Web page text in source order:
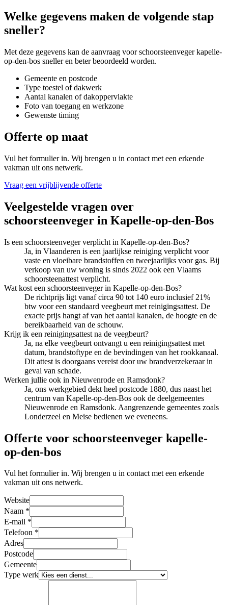
Welke gegevens maken de volgende stap
sneller?
Met deze gegevens kan de aanvraag voorschoorsteenveger kapelle-
op-den-bos sneller en beter beoordeeld worden.
Gemeente en postcode
Type toestel of dakwerk
Aantal kanalen of dakoppervlakte
Foto van toegang en werkzone
Gewenste timing
Offerte op maat
Vul het formulier in. Wij brengen u in contact met een erkende
vakman uit ons netwerk.
Vraag een vrijblijvende offerte
Veelgestelde vragen over
schoorsteenveger in Kapelle-op-den-Bos
Is een schoorsteenveger verplicht in Kapelle-op-den-Bos?
Ja, in Vlaanderen is een jaarlijkse reiniging verplicht voor
vaste en vloeibare brandstoffen en tweejaarlijks voor gas. Bij
verkoop van uw woning is sinds 2022 ook een Vlaams
schoorsteenattest verplicht.
Wat kost een schoorsteenveger in Kapelle-op-den-Bos?
De richtprijs ligt vanaf circa 90 tot 140 euro inclusief 21%
btw voor een standaard veegbeurt met reinigingsattest. De
exacte prijs hangt af van het aantal kanalen, de hoogte en de
bereikbaarheid van de schouw.
Krijg ik een reinigingsattest na de veegbeurt?
Ja, na elke veegbeurt ontvangt u een reinigingsattest met
datum, brandstoftype en de bevindingen van het rookkanaal.
Dit attest is doorgaans vereist door uw brandverzekeraar in
geval van schade.
Werken jullie ook in Nieuwenrode en Ramsdonk?
Ja, ons werkgebied dekt heel postcode 1880, dus naast het
centrum van Kapelle-op-den-Bos ook de deelgemeentes
Nieuwenrode en Ramsdonk. Aangrenzende gemeentes zoals
Londerzeel en Meise bedienen we eveneens.
Offerte voor schoorsteenveger kapelle-
op-den-bos
Vul het formulier in. Wij brengen u in contact met een erkende
vakman uit ons netwerk.
Website
Naam *
E-mail *
Telefoon *
Adres
Postcode
Gemeente
Type werk